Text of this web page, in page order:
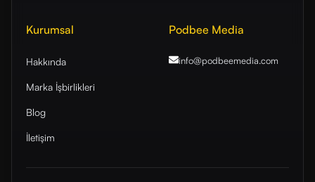
Kurumsal
Hakkında
Marka İşbirlikleri
Blog
İletişim
Podbee Media
info@podbeemedia.com